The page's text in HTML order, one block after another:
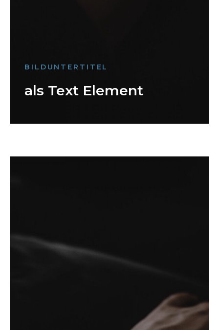
BILDUNTERTITEL
als Text Element